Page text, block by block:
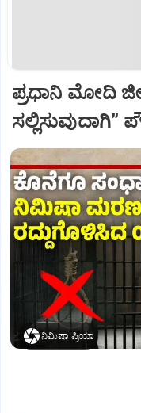
ಪ್ರಧಾನಿ ಮೋದಿ
ಸಲ್ಲಿಸುವುದಾಗಿ”
ನಿಮಿಷಾ ಪ್ರಿಯಾ